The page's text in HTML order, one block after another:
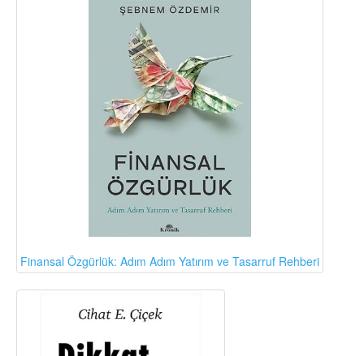
Finansal Özgürlük: Adım Adım Yatırım ve Tasarruf Rehberi